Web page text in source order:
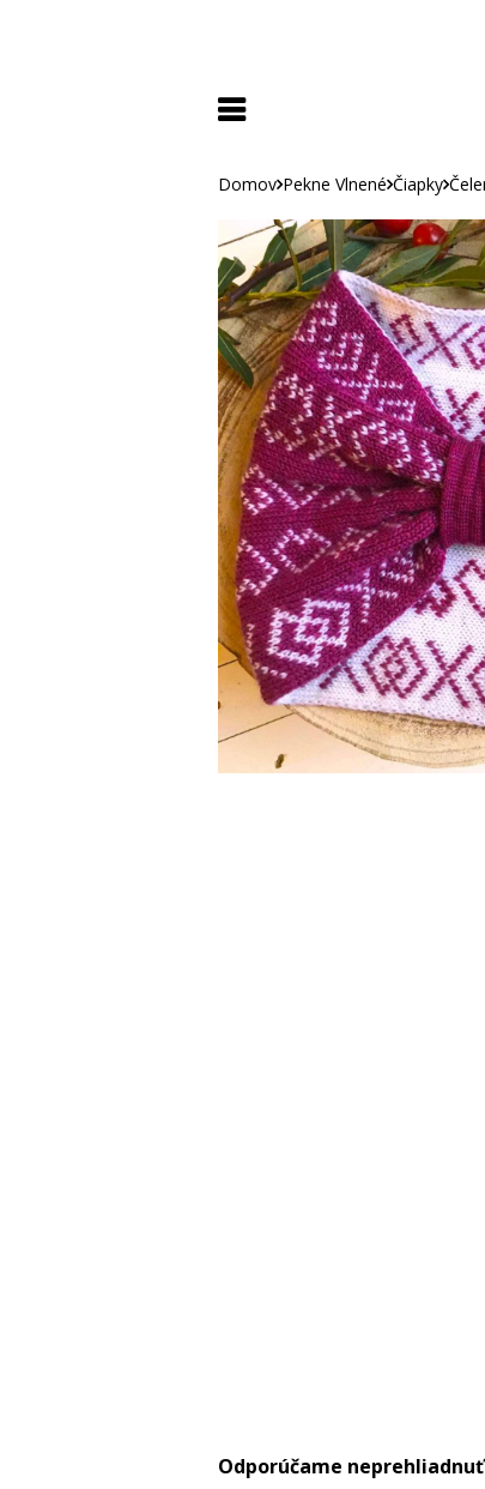
Domov Pekne Vlnené Čiapky
Odporúčame